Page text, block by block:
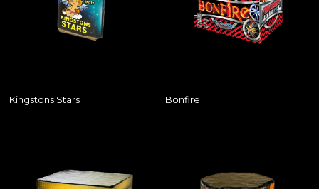
Kingstons Stars Bonfire